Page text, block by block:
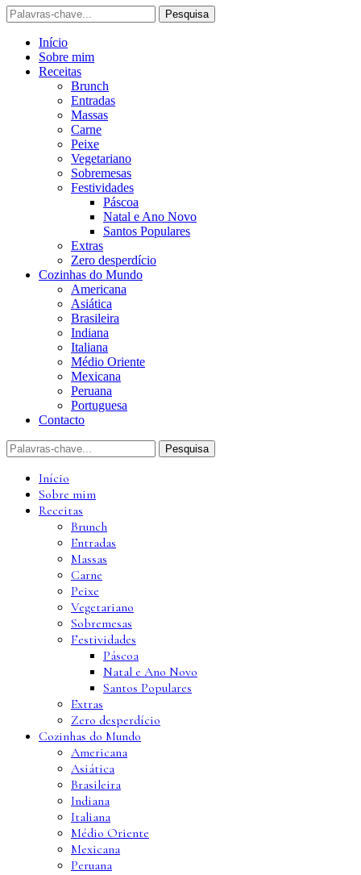
Início
Sobre mim
Receitas
Brunch
Entradas
Massas
Carne
Peixe
Vegetariano
Sobremesas
Festividades
Páscoa
Natal e Ano Novo
Santos Populares
Extras
Zero desperdício
Cozinhas do Mundo
Americana
Asiática
Brasileira
Indiana
Italiana
Médio Oriente
Mexicana
Peruana
Portuguesa
Contacto
Início
Sobre mim
Receitas
Brunch
Entradas
Massas
Carne
Peixe
Vegetariano
Sobremesas
Festividades
Páscoa
Natal e Ano Novo
Santos Populares
Extras
Zero desperdício
Cozinhas do Mundo
Americana
Asiática
Brasileira
Indiana
Italiana
Médio Oriente
Mexicana
Peruana